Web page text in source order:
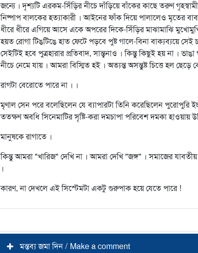
জন্যে । দৃশ্যটি এরকম-সিঁড়ির নীচে দাঁড়িয়ে বাঁকের কাছে তরুণ
নিষ্পাপ বালকের হত্যাকারী । আইনের ফাঁক দিয়ে পালালেও মৃতের
ধীরে ধীরে এগিয়ে আসে একে অপরের দিকে-সিঁড়ির মাঝামাঝি
হয়ত রোগা টিঙটিঙে হাত ফেটে পড়বে পুষ্ট গালে-বিনা বাক্যব্যয়ে
সেইটিই হবে পুত্রহারার প্রতিবাদ, সান্ত্বনাও । কিন্তু কিছুই হয় না ।
নীচে নেমে যায় । আমরা বিস্মিত হই । অত্যন্ত অসন্তুষ্ট চিত্তে হল ছেড়ে
রাগটা বেরোতে পারে না । ।
মৃণাল সেন পরে বলেছিলেন যে ব্যাপারটা তিনি করেছিলেন পুরোপুরি
ততক্ষণ অবধি সিনেমাটির সৃষ্টি-করা দমচাপা পরিবেশ দমকা হাওয়ায়
মানুষকে রাগাতে ।
কিন্তু আমরা "খারিজ" দেখি না । আমরা দেখি "জঙ্গ" । সমাজের
।
কারণ, না দেখলে এই সিস্টেমটা একটু গুরুপাক হয়ে যেতে পারে !
মন্তব্য জমা দিন / Make a comment